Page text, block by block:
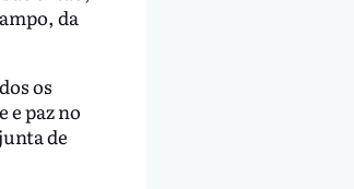
da
os
e paz no
de